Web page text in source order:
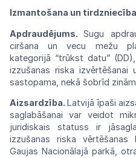
Izmantošana un
Apdraudējums.Sugu
ciršana un vecu mežu
kategorijā “trūkst datu”
izzušanas riska izvērtēšanai
sastopama, nekā šobrīd
Aizsardzība. Latvijā īpaši
saglabāšanai var veidot
juridiskais statuss ir
izzušanas riska vērtēšanas
Gaujas Nacionālajā parkā,